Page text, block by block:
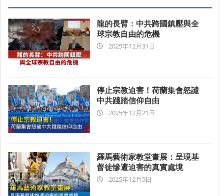
龍的長臂：中共跨國鎮壓與全
球宗教自由的危機
2025-2025年12月31日
停止宗教迫害！荷蘭集會怒譴
中共踐踏信仰自由
2025-2025年12月21日
羅馬藝術家教堂畫展：呈現基
督徒慘遭迫害的真實處境
2025-2025年12月5日